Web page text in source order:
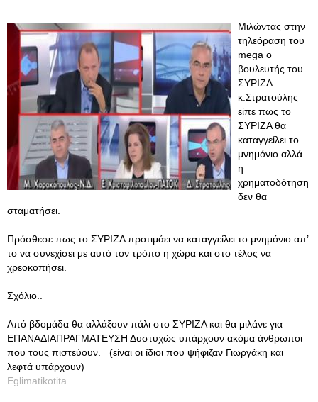
Μιλώντας στην
τηλεόραση του
mega ο
βουλευτής του
ΣΥΡΙΖΑ
κ.Στρατούλης
είπε πως το
ΣΥΡΙΖΑ θα
καταγγείλει το
μνημόνιο αλλά
η
χρηματοδότηση
δεν θα
σταματήσει.
Πρόσθεσε πως το ΣΥΡΙΖΑ προτιμάει να καταγγείλει το μνημόνιο απ’
το να συνεχίσει με αυτό τον τρόπο η χώρα και στο τέλος να
χρεοκοπήσει.
Σχόλιο..
Από βδομάδα θα αλλάξουν πάλι στο ΣΥΡΙΖΑ και θα μιλάνε για
ΕΠΑΝΑΔΙΑΠΡΑΓΜΑΤΕΥΣΗ Δυστυχώς υπάρχουν ακόμα άνθρωποι
που τους πιστεύουν. (είναι οι ίδιοι που ψήφιζαν Γιωργάκη και
λεφτά υπάρχουν)
Eglimatikotita